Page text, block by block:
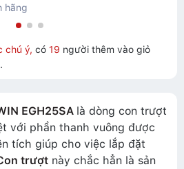
hãng
chú ý, có 19 người thêm vào giỏ
EGH25SA là dòng con trượt
với phần thanh vuông được
tích giúp cho việc lắp đặt
trượt này chắc hẳn là sản